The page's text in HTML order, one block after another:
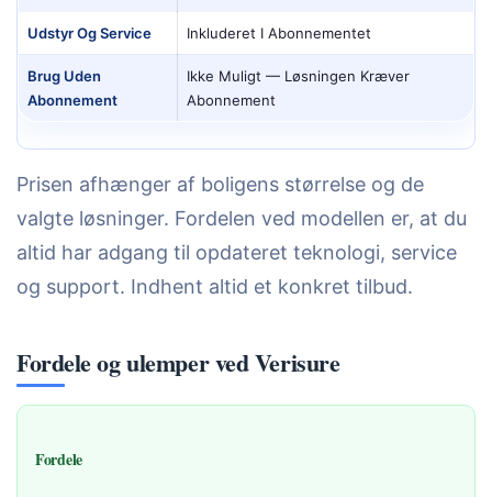
Udstyr Og Service Inkluderet I Abonnementet
Brug Uden
Abonnement
Ikke Muligt — Løsningen Kræver
Abonnement
Prisen afhænger af boligens størrelse og de
valgte løsninger. Fordelen ved modellen er, at du
altid har adgang til opdateret teknologi, service
og support. Indhent altid et konkret tilbud.
Fordele og ulemper ved Verisure
Fordele